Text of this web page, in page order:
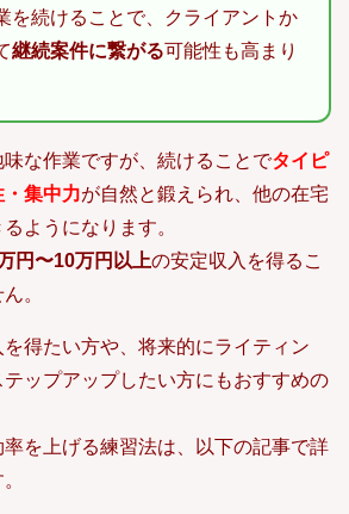
を続けることで、クライアントか
継続案件に繋がる可能性も高まり
な作業ですが、続けることでタイピ
集中力が自然と鍛えられ、他の在宅
ようになります。
円〜10万円以上の安定収入を得るこ
。
得たい方や、将来的にライティン
ップアップしたい方にもおすすめの
を上げる練習法は、以下の記事で詳